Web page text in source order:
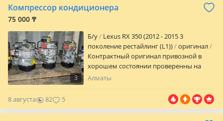
НАЛИЧИЕ УТОЧНЯТЬ ПО ТЕЛЕФОНУ
Компрессор кондиционера
75 000 ₸
3
Б/y
Lexus RX 350 (2012 - 2015 3
поколение рестайлинг (L1))
оригинал
Контрактный оригинал привозной в
хорошем состоянии проверенны на
стэнде отправка по регионам Установка
уточняйте по телефону или
Алматы
8 августа 82 5